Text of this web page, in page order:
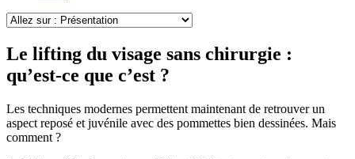
Le lifting du visage sans chirurgie :
qu’est-ce que c’est ?
Les techniques modernes permettent maintenant de retrouver un
aspect reposé et juvénile avec des pommettes bien dessinées. Mais
comment ?